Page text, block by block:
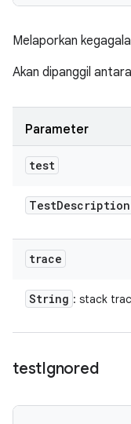
Melaporkan
Akan dipanggil
Parameter
test
TestDescription
trace
String : stack
testIgnored